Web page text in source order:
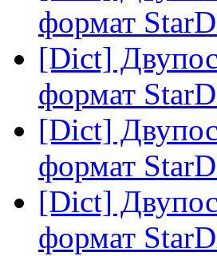
формат
[Dict]
формат
[Dict]
формат
[Dict]
формат